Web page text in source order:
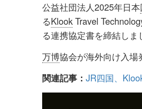
シ
ェ
ア
す
る
公益社団法人2025年日本
るKlookTravel
る連携協定書を締結しま
万博協会が海外向け入場
関連記事： JR四国、